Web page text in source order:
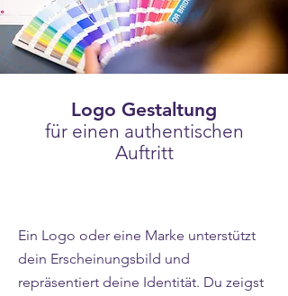
Logo Gestaltung
für einen authentischen
Auftritt
Ein Logo oder eine Marke unterstützt
dein Erscheinungsbild und
repräsentiert deine Identität. Du zeigst